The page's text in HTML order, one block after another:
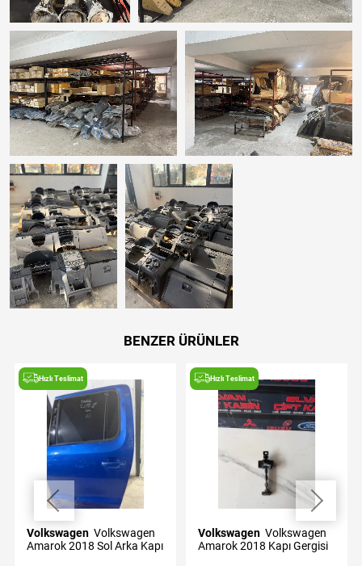
BENZER ÜRÜNLER
Hızlı Teslimat
Volkswagen
Amarok 2018 Sol Arka Kapı
Hızlı Teslimat
Volkswagen
Amarok 2018 Kapı Gergisi